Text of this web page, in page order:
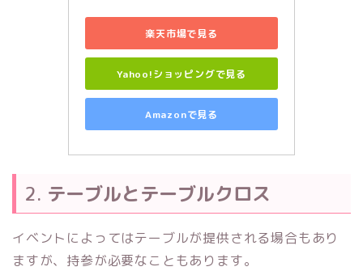
楽天市場で見る
Yahoo!ショッピングで見る
Amazonで見る
2. テーブルとテーブルクロス
イベントによってはテーブルが提供される場合もあり
ますが、持参が必要なこともあります。